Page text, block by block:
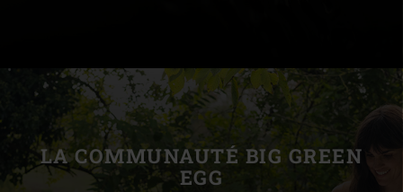
LA COMMUNAUTÉ BIG GREEN
EGG